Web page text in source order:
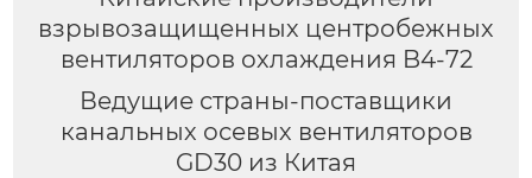
взрывозащищенных центробежных
вентиляторов охлаждения B4-72
Ведущие страны-поставщики
канальных осевых вентиляторов
GD30 из Китая